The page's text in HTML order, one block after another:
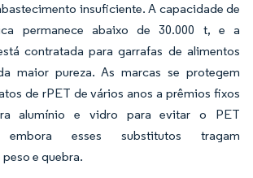
insuficiente. A capacidade de
permanece abaixo de 30.000 t, e a
contratada para garrafas de alimentos
maior pureza. As marcas se protegem
de rPET de vários anos a prêmios fixos
alumínio e vidro para evitar o PET
embora esses substitutos tragam
e quebra.